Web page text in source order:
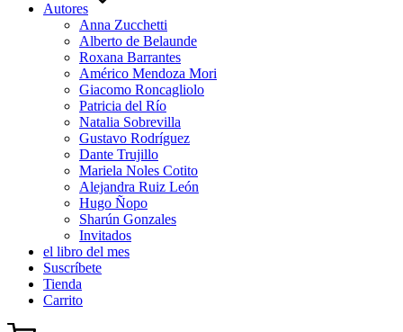
Autores
Anna Zucchetti
Alberto de Belaunde
Roxana Barrantes
Américo Mendoza Mori
Giacomo Roncagliolo
Patricia del Río
Natalia Sobrevilla
Gustavo Rodríguez
Dante Trujillo
Mariela Noles Cotito
Alejandra Ruiz León
Hugo Ñopo
Sharún Gonzales
Invitados
el libro del mes
Suscríbete
Tienda
Carrito